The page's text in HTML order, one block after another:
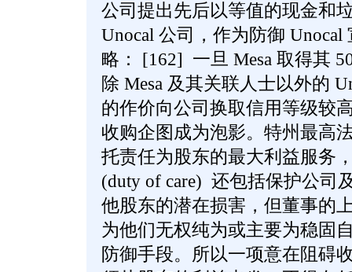
公司提出先后以等值的现金和
Unocal 公司，作为防御 Unocal
略： [162] 一旦 Mesa 取得其
除 Mesa 及其关联人士以外的
的作价向公司换取信用等级较
收购企图成为泡影。特州最高
托责任为股东的最大利益服务
(duty of care) 还包括保护公司
他股东的潜在损害，但董事的
为他们无权纯为或主要为稳固
防御手段。所以一项意在阻碍